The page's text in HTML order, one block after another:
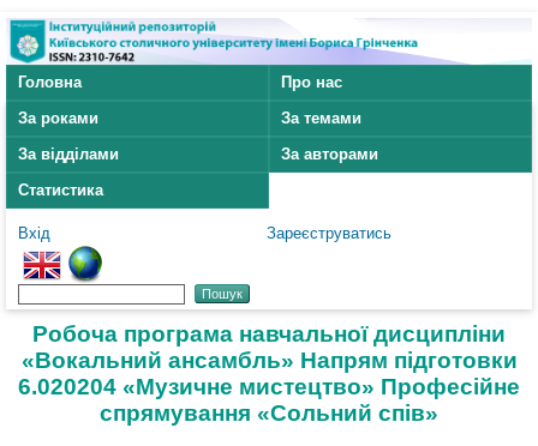
Головна
Про нас
За роками
За темами
За відділами
За авторами
Статистика
Вхід Зареєструватись
Робоча програма навчальної дисципліни
«Вокальний ансамбль» Напрям підготовки
6.020204 «Музичне мистецтво» Професійне
спрямування «Сольний спів»